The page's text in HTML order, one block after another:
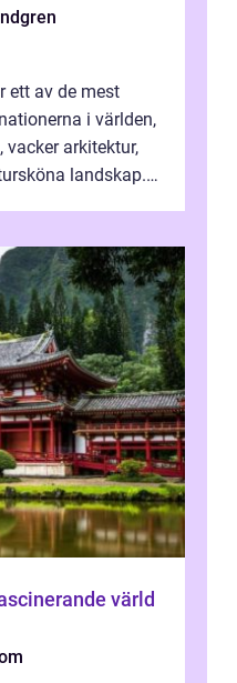
ett av de mest
i världen,
arkitektur,
landskap.
värld